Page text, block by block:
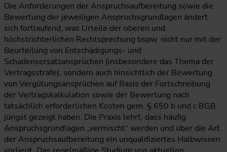
Die Anforderungen der Anspruchsaufbereitung sowie die
Bewertung der jeweiligen Anspruchsgrundlagen ändert
sich fortlaufend, was Urteile der oberen und
höchstrichterlichen Rechtsprechung bspw. nicht nur mit der
Beurteilung von Entschädigungs- und
Schadensersatzansprüchen (insbesondere das Thema der
Vertragsstrafe), sondern auch hinsichtlich der Bewertung
von Vergütungsansprüchen auf Basis der Fortschreibung
der Vertragskalkulation sowie der Bewertung nach
tatsächlich erforderlichen Kosten gem. § 650 b und c BGB
jüngst gezeigt haben. Die Praxis lehrt, dass häufig
Anspruchsgrundlagen „vermischt“ werden und über die Art
der Anspruchsaufbereitung ein unqualifiziertes Halbwissen